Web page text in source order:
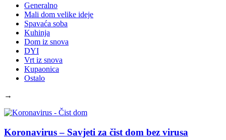
Generalno
Mali dom velike ideje
Spavaća soba
Kuhinja
Dom iz snova
DYI
Vrt iz snova
Kupaonica
Ostalo
→
Koronavirus – Savjeti za čist dom bez virusa